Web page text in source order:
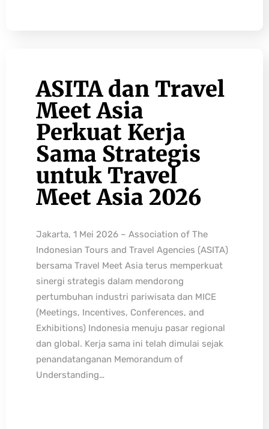
ASITA dan Travel
Meet Asia
Perkuat Kerja
Sama Strategis
untuk Travel
Meet Asia 2026
Jakarta, 1 Mei 2026 – Association of The
Indonesian Tours and Travel Agencies (ASITA)
bersama Travel Meet Asia terus memperkuat
sinergi strategis dalam mendorong
pertumbuhan industri pariwisata dan MICE
(Meetings, Incentives, Conferences, and
Exhibitions) Indonesia menuju pasar regional
dan global. Kerja sama ini telah dimulai sejak
penandatanganan Memorandum of
Understanding…